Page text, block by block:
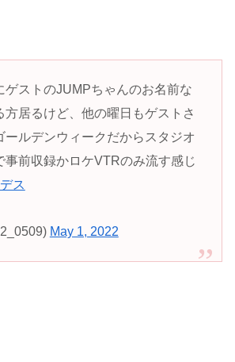
ゲストのJUMPちゃんのお名前な
方居るけど、他の曜日もゲストさ
ールデンウィークだからスタジオ
事前収録かロケVTRのみ流す感じ
ス
May 1, 2022